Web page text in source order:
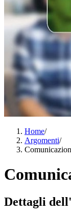
Home/
Argomenti/
Dettagli